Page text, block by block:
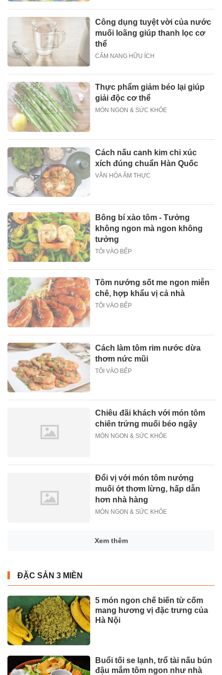
Công dụng tuyệt vời của nước
muối loãng giúp thanh lọc cơ
thể
CẨM NANG HỮU ÍCH
Thực phẩm giảm béo lại giúp
giải độc cơ thể
MÓN NGON & SỨC KHỎE
Cách nấu canh kim chi xúc
xích đúng chuẩn Hàn Quốc
VĂN HÓA ẨM THỰC
Bông bí xào tôm - Tưởng
không ngon mà ngon không
tưởng
TÔI VÀO BẾP
Tôm nướng sốt me ngon miễn
chê, hợp khẩu vị cả nhà
TÔI VÀO BẾP
Cách làm tôm rim nước dừa
thơm nức mũi
TÔI VÀO BẾP
Chiêu đãi khách với món tôm
chiên trứng muối béo ngậy
MÓN NGON & SỨC KHỎE
Đổi vị với món tôm nướng
muối ớt thơm lừng, hấp dẫn
hơn nhà hàng
MÓN NGON & SỨC KHỎE
Xem thêm
ĐẶC SẢN 3 MIỀN
5 món ngon chế biến từ cốm
mang hương vị đặc trưng của
Hà Nội
Buổi tối se lạnh, trổ tài nấu bún
đậu mắm tôm ngon như nhà